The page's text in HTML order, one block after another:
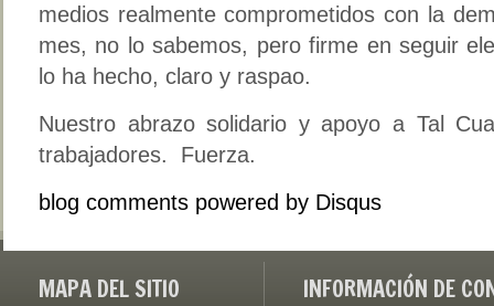
medios realmente comprometidos con la
mes, no lo sabemos, pero firme en seguir
lo ha hecho, claro y raspao.
Nuestro abrazo solidario y apoyo a Tal
trabajadores. Fuerza.
blog comments powered by Disqus
MAPA DEL SITIO INFORMACIÓN DE